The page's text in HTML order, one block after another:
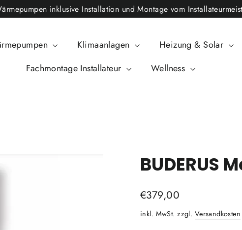
inklusive Installation und Montage vom
Klimaanlagen
Heizung & Solar
Fachmontage Installateur
Wellness
BUDERUS
Normaler
€379,00
inkl. MwSt. zzgl. Versandkosten